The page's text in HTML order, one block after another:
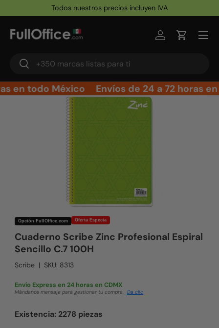
Ir al contenido
Todos nuestros precios incluyen IVA
Buscar
Buscar
Iniciar sesión
Carrito
en todo México Envíos de 24 a 72 horas
Ir directamente a la información del producto
Opción FullOffice.com Oferta Especia
Cuaderno Scribe Zinc Profesional Espiral
Sencillo C.7 100H
Scribe | SKU: 8313
Envío Express en 24 horas en CDMX
Mándanos mensaje para gestionar tu compra. Da clic
Existencia: 2278 piezas